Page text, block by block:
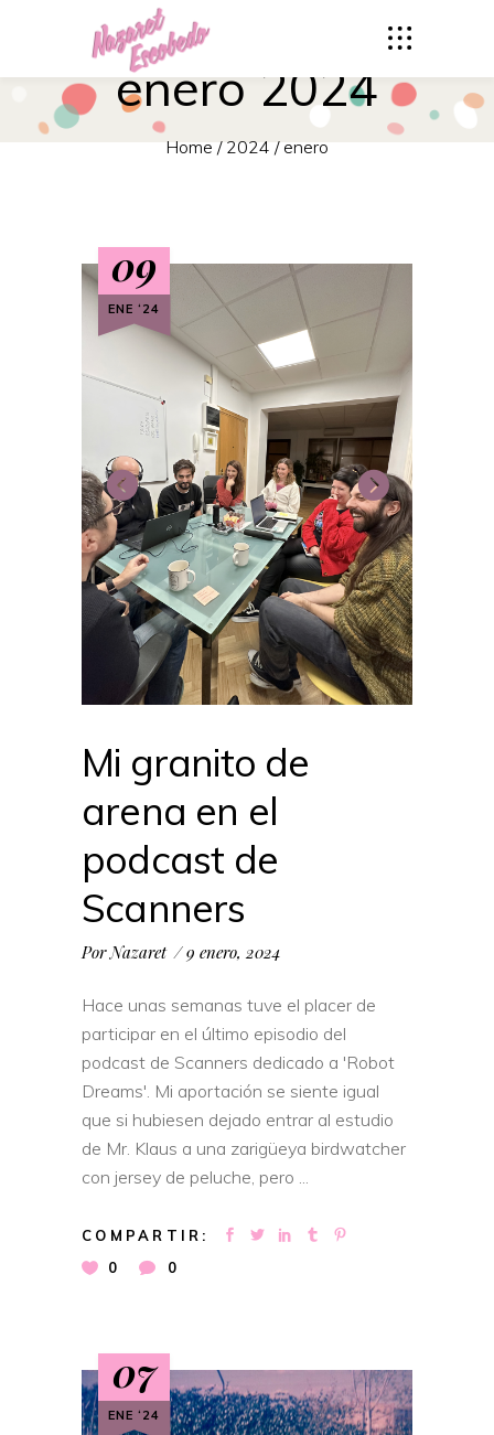
enero 2024
Home / 2024 / enero
09
ENE ‘24
Mi granito de
arena en el
podcast de
Scanners
Por Nazaret 9 enero, 2024
Hace unas semanas tuve el placer de
participar en el último episodio del
podcast de Scanners dedicado a 'Robot
Dreams'. Mi aportación se siente igual
que si hubiesen dejado entrar al estudio
de Mr. Klaus a una zarigüeya birdwatcher
con jersey de peluche, pero
COMPARTIR:
0
0
07
ENE ‘24